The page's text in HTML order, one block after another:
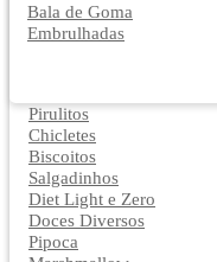
Bala de Goma
Embrulhadas
Pirulitos
Chicletes
Biscoitos
Salgadinhos
Diet Light e Zero
Doces Diversos
Pipoca